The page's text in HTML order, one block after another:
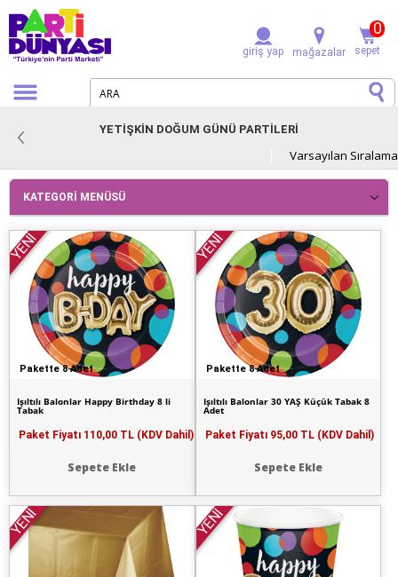
giriş yap mağazalar sepet
0
YETİŞKİN DOĞUM GÜNÜ PARTİLERİ
KATEGORI MENÜSÜ
Pakette 8 Adet
YENİ
Işıltılı Balonlar Happy Birthday 8 li
Tabak
Paket Fiyatı 110,00 TL (KDV Dahil)
Sepete Ekle
Pakette 8 Adet
YENİ
Işıltılı Balonlar 30 YAŞ Küçük Tabak 8
Adet
Paket Fiyatı 95,00 TL (KDV Dahil)
Sepete Ekle
YENİ YENİ